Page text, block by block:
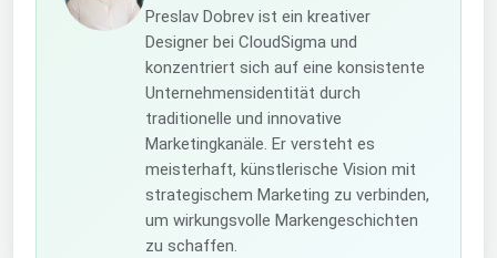
Preslav Dobrev ist ein kreativer
Designer bei CloudSigma und
konzentriert sich auf eine konsistente
Unternehmensidentität durch
traditionelle und innovative
Marketingkanäle. Er versteht es
meisterhaft, künstlerische Vision mit
strategischem Marketing zu verbinden,
um wirkungsvolle Markengeschichten
zu schaffen.